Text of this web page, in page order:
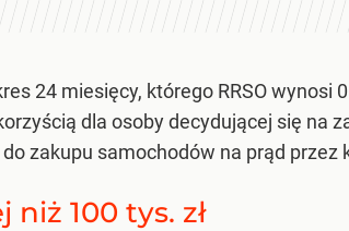
24 miesięcy, którego RRSO
dla osoby decydującej się na
zakupu samochodów na prąd przez
100 tys. zł